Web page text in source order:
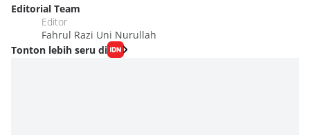
Editorial Team
Editor
Fahrul Razi Uni Nurullah
Tonton lebih seru di